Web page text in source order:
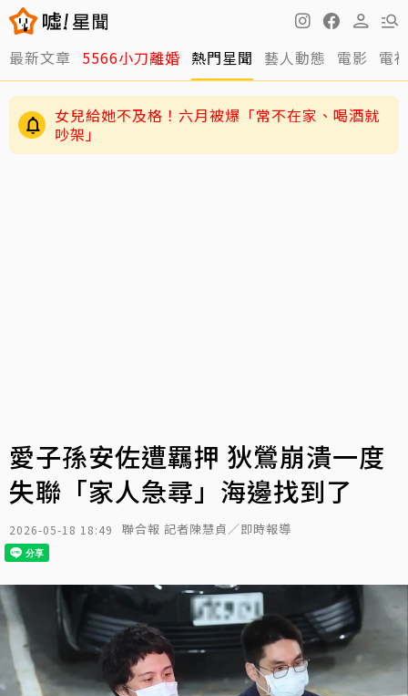
最新文章 5566小刀離婚 熱門星聞 藝人動態 電影 電
女兒給她不及格！六月被爆「常不在家、喝酒就
吵架」
愛子孫安佐遭羈押 狄鶯崩潰一度
失聯「家人急尋」海邊找到了
2026-05-18 18:49 聯合報 記者陳慧貞／即時報導